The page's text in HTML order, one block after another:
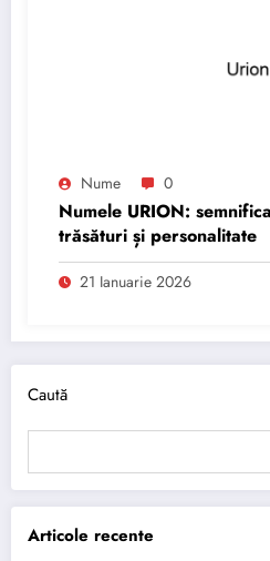
Nume 0
Numele URION:
trăsături și personalitate
21 Ianuarie 2026
Caută
Articole recente